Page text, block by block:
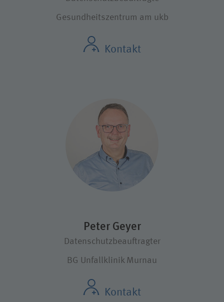
Gesundheitszentrum am ukb
Kontakt
Peter Geyer
Datenschutzbeauftragter
BG Unfallklinik Murnau
Kontakt